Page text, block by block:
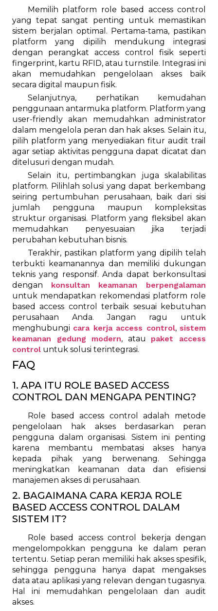
Memilih platform role based access control
yang tepat sangat penting untuk memastikan
sistem berjalan optimal. Pertama-tama, pastikan
platform yang dipilih mendukung integrasi
dengan perangkat access control fisik seperti
fingerprint, kartu RFID, atau turnstile. Integrasi ini
akan memudahkan pengelolaan akses baik
secara digital maupun fisik.
Selanjutnya, perhatikan kemudahan
penggunaan antarmuka platform. Platform yang
user-friendly akan memudahkan administrator
dalam mengelola peran dan hak akses. Selain itu,
pilih platform yang menyediakan fitur audit trail
agar setiap aktivitas pengguna dapat dicatat dan
ditelusuri dengan mudah.
Selain itu, pertimbangkan juga skalabilitas
platform. Pilihlah solusi yang dapat berkembang
seiring pertumbuhan perusahaan, baik dari sisi
jumlah pengguna maupun kompleksitas
struktur organisasi. Platform yang fleksibel akan
memudahkan penyesuaian jika terjadi
perubahan kebutuhan bisnis.
Terakhir, pastikan platform yang dipilih telah
terbukti keamanannya dan memiliki dukungan
teknis yang responsif. Anda dapat berkonsultasi
dengan konsultan keamanan berpengalaman
untuk mendapatkan rekomendasi platform role
based access control terbaik sesuai kebutuhan
perusahaan Anda. Jangan ragu untuk
menghubungi cara kerja access control, sistem
keamanan gedung modern, atau paket access
control untuk solusi terintegrasi.
FAQ
1. APA ITU ROLE BASED ACCESS
CONTROL DAN MENGAPA PENTING?
Role based access control adalah metode
pengelolaan hak akses berdasarkan peran
pengguna dalam organisasi. Sistem ini penting
karena membantu membatasi akses hanya
kepada pihak yang berwenang. Sehingga
meningkatkan keamanan data dan efisiensi
manajemen akses di perusahaan.
2. BAGAIMANA CARA KERJA ROLE
BASED ACCESS CONTROL DALAM
SISTEM IT?
Role based access control bekerja dengan
mengelompokkan pengguna ke dalam peran
tertentu. Setiap peran memiliki hak akses spesifik,
sehingga pengguna hanya dapat mengakses
data atau aplikasi yang relevan dengan tugasnya.
Hal ini memudahkan pengelolaan dan audit
akses.